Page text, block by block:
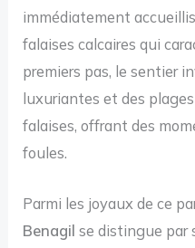
immédiatement
falaises calcaires qui
premiers pas, le sentier
luxuriantes et des
falaises, offrant des
foules.
Parmi les joyaux de ce
Benagil se distingue par